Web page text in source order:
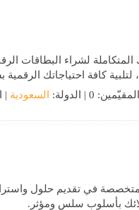
لشراء البطاقات
لتلبية كافة احتياجاتك
السعودية |
في تقديم حلول
بأسلوب سلس ومؤثر.